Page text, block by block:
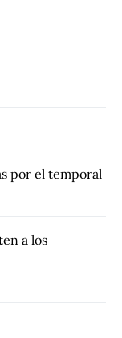
por el temporal
a los